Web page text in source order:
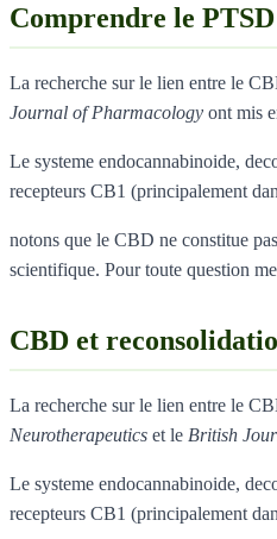
Comprendre le PTSD
La recherche sur le lien entre le
Journal of Pharmacology ont mis
Le systeme endocannabinoide,
recepteurs CB1 (principalement
notons que le CBD ne constitue
scientifique. Pour toute question
CBD et
La recherche sur le lien entre le
Neurotherapeutics et le British
Le systeme endocannabinoide,
recepteurs CB1 (principalement